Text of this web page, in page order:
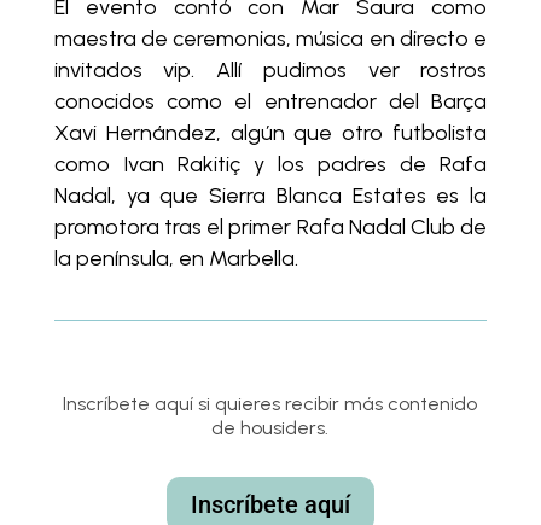
El evento contó con Mar Saura como
maestra de ceremonias, música en directo e
invitados vip. Allí pudimos ver rostros
conocidos como el entrenador del Barça
Xavi Hernández, algún que otro futbolista
como Ivan Rakitiç y los padres de Rafa
Nadal, ya que Sierra Blanca Estates es la
promotora tras el primer Rafa Nadal Club de
la península, en Marbella.
Inscríbete aquí si quieres recibir más contenido
de housiders.
Inscríbete aquí